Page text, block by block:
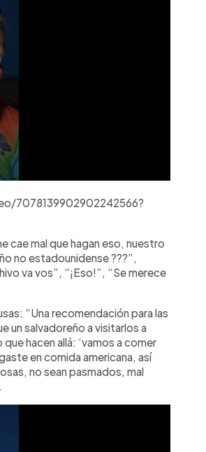
7078139902902242566?
cae mal que hagan eso, nuestro
no estadounidense ???”,
va vos”, “¡Eso!”, “Se merece
“Una recomendación para las
un salvadoreño a visitarlos a
hacen allá: ‘vamos a comer
en comida americana, así
no sean pasmados, mal